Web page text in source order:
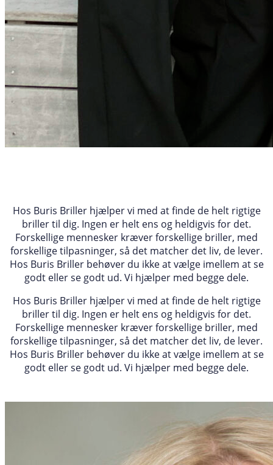
Hos Buris Briller hjælper vi med at finde de helt rigtige
briller til dig. Ingen er helt ens og heldigvis for det.
Forskellige mennesker kræver forskellige briller, med
forskellige tilpasninger, så det matcher det liv, de lever.
Hos Buris Briller behøver du ikke at vælge imellem at se
godt eller se godt ud. Vi hjælper med begge dele.
Hos Buris Briller hjælper vi med at finde de helt rigtige
briller til dig. Ingen er helt ens og heldigvis for det.
Forskellige mennesker kræver forskellige briller, med
forskellige tilpasninger, så det matcher det liv, de lever.
Hos Buris Briller behøver du ikke at vælge imellem at se
godt eller se godt ud. Vi hjælper med begge dele.